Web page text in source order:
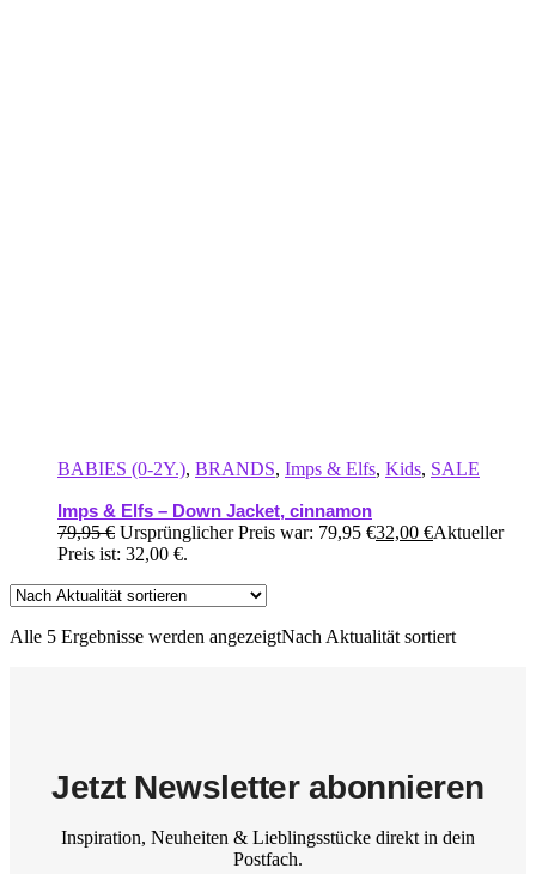
BABIES (0-2Y.), BRANDS, Imps & Elfs, Kids, SALE
Imps & Elfs – Down Jacket, cinnamon
79,95€ Ursprünglicher Preis war: 79,95 €32,00 €Aktueller
Preis ist: 32,00 €.
Alle 5 Ergebnisse werden angezeigtNach Aktualität sortiert
Jetzt Newsletter abonnieren
Inspiration, Neuheiten & Lieblingsstücke direkt in dein
Postfach.